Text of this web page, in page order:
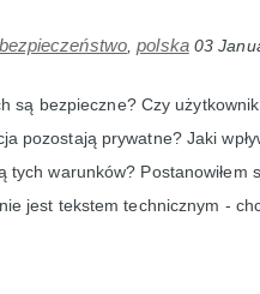
bezpieczeństwo ,polska 03
są bezpieczne? Czy
pozostają prywatne? Jaki
warunków? Postanowiłem
jest tekstem technicznym -